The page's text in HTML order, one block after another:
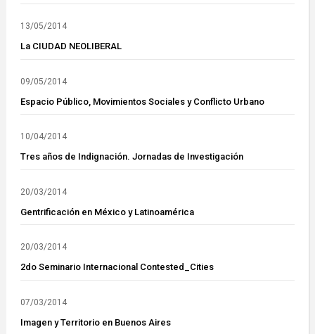
13/05/2014
La CIUDAD NEOLIBERAL
09/05/2014
Espacio Público, Movimientos Sociales y Conflicto Urbano
10/04/2014
Tres años de Indignación. Jornadas de Investigación
20/03/2014
Gentrificación en México y Latinoamérica
20/03/2014
2do Seminario Internacional Contested_Cities
07/03/2014
Imagen y Territorio en Buenos Aires